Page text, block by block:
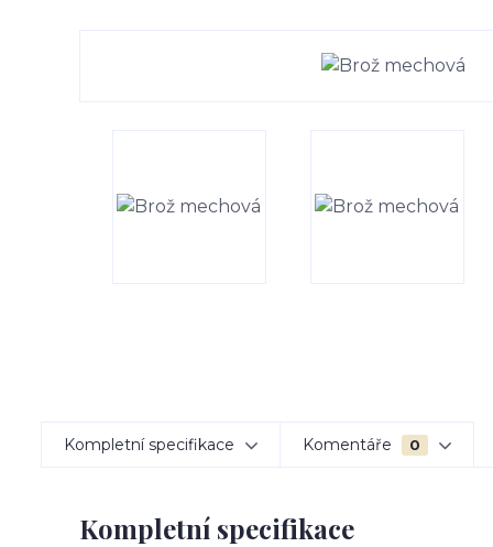
Kompletní specifikace Komentáře 0
Kompletní specifikace